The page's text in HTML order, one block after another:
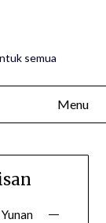
semua
Menu
Yunan